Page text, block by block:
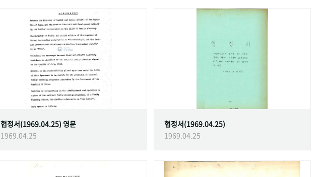
협정서(1969.04.25) 영문
1969.04.25
협정서(1969.04.25)
1969.04.25